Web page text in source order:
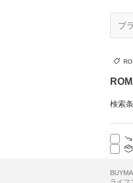
検索